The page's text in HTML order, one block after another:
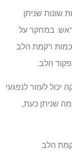
שניתן
במחקר על
כמות רקמת הלב
לעזור לנפגעי
שניתן כעת,
הלב